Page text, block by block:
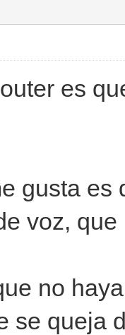
es
gusta
voz, que
no
se queja